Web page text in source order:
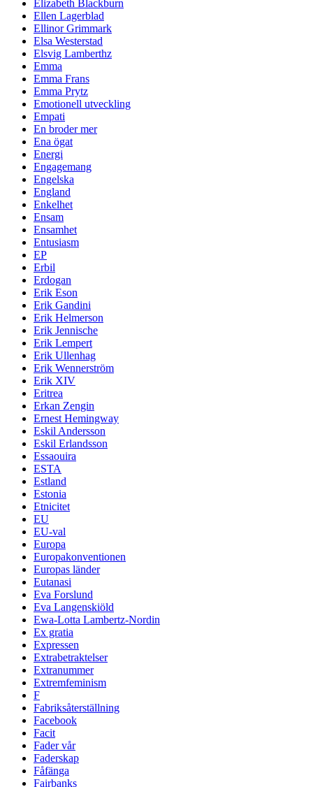
Elizabeth Blackburn
Ellen Lagerblad
Ellinor Grimmark
Elsa Westerstad
Elsvig Lamberthz
Emma
Emma Frans
Emma Prytz
Emotionell utveckling
Empati
En broder mer
Ena ögat
Energi
Engagemang
Engelska
England
Enkelhet
Ensam
Ensamhet
Entusiasm
EP
Erbil
Erdogan
Erik Eson
Erik Gandini
Erik Helmerson
Erik Jennische
Erik Lempert
Erik Ullenhag
Erik Wennerström
Erik XIV
Eritrea
Erkan Zengin
Ernest Hemingway
Eskil Andersson
Eskil Erlandsson
Essaouira
ESTA
Estland
Estonia
Etnicitet
EU
EU-val
Europa
Europakonventionen
Europas länder
Eutanasi
Eva Forslund
Eva Langenskiöld
Ewa-Lotta Lambertz-Nordin
Ex gratia
Expressen
Extrabetraktelser
Extranummer
Extremfeminism
F
Fabriksåterställning
Facebook
Facit
Fader vår
Faderskap
Fåfänga
Fairbanks